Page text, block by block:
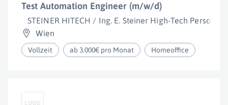
Test Automation Engineer (m/w/d)
STEINER HITECH / Ing. E. Steiner High-Tech
Wien
Vollzeit ab 3.000€ pro Monat Homeoffice